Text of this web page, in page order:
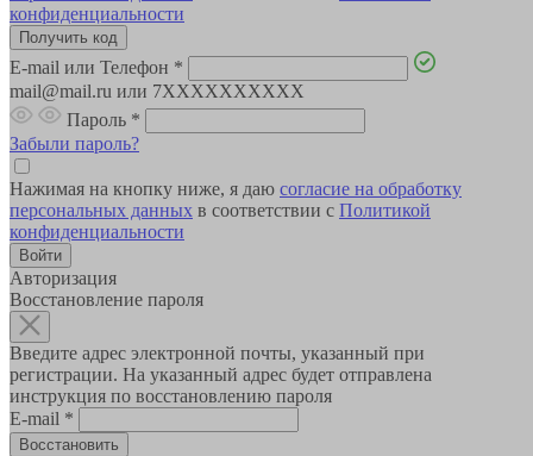
конфиденциальности
E-mail или Телефон *
mail@mail.ru или 7XXXXXXXXXX
Пароль *
Забыли пароль?
Нажимая на кнопку ниже, я даю согласие на обработку
персональных данных в соответствии с Политикой
конфиденциальности
Авторизация
Восстановление пароля
Введите адрес электронной почты, указанный при
регистрации. На указанный адрес будет отправлена
инструкция по восстановлению пароля
E-mail *